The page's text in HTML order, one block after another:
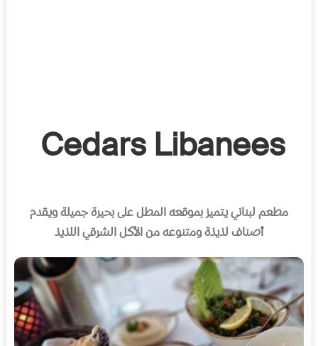
Cedars Libanees
مطعم لبناني يتميز بموقعه المطل على بحيرة جميلة ويقدم
أصناف لذيذة ومتنوعه من الأكل الشرقي اللذيذ